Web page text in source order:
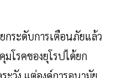
ระดับการเตือนภัยแล้ว
โรคของยุโรปได้ยก